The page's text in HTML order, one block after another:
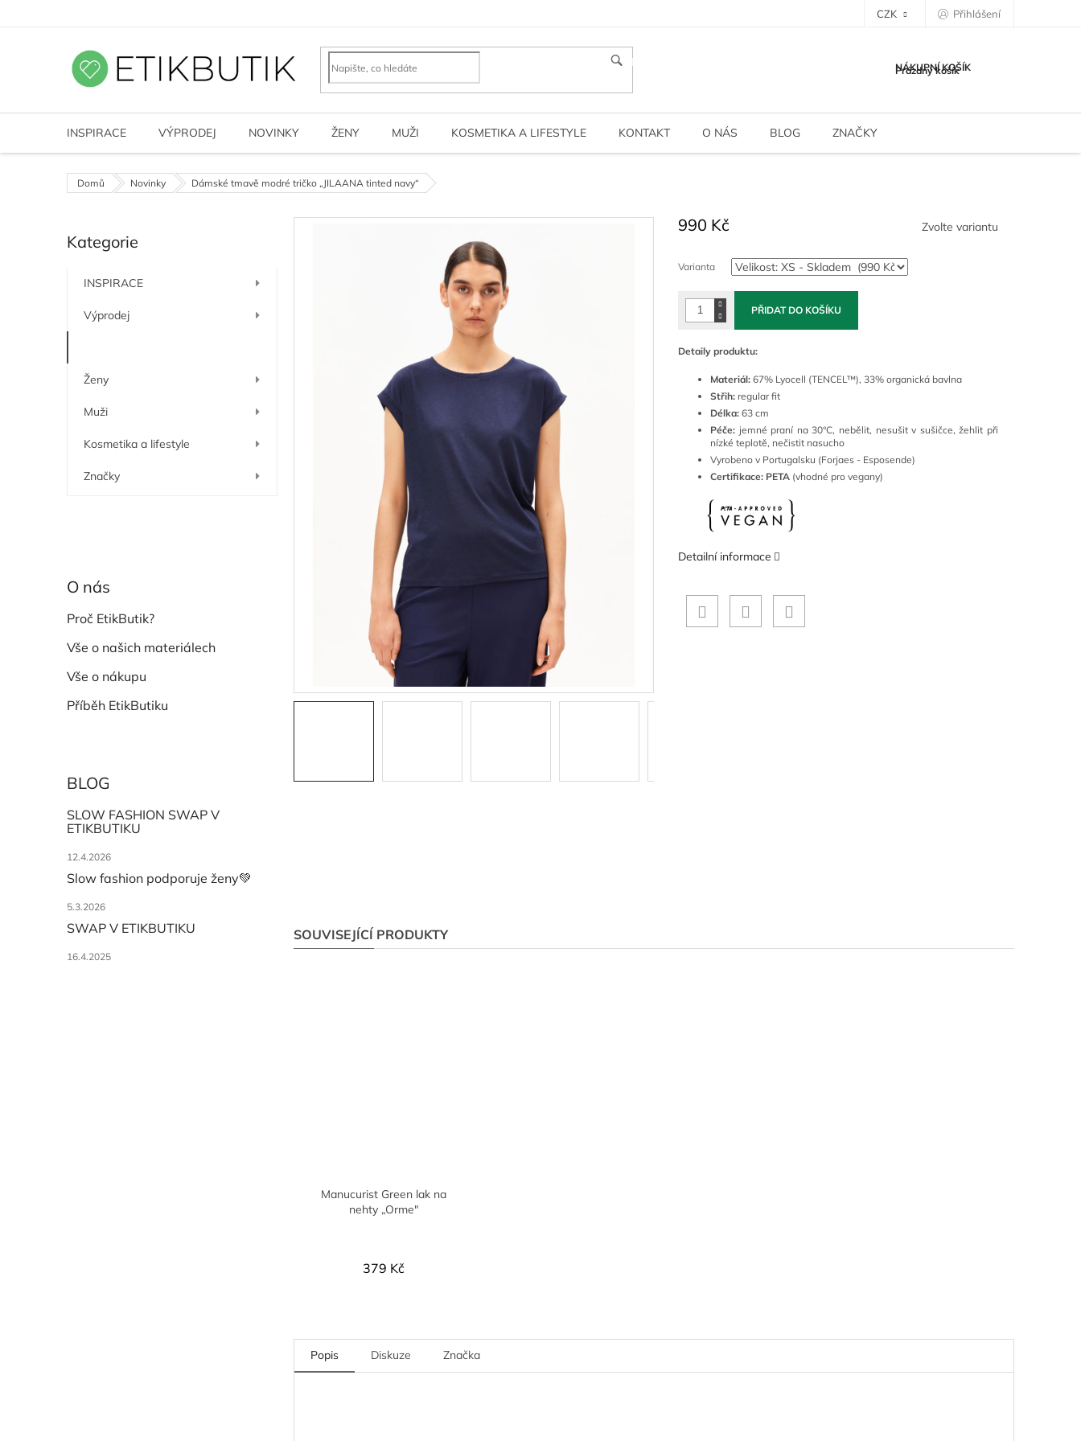
CZK Přihlášení
HLEDAT NÁKUPNÍ KOŠÍK
Prázdný košík
INSPIRACE VÝPRODEJ NOVINKY ŽENY MUŽI KOSMETIKA A LIFESTYLE KONTAKT O NÁS BLOG ZNAČKY
Domů Novinky Dámské tmavě modré tričko „JILAANA tinted navy“
o
n
í
Přeskočit
kategorie
Kategorie
INSPIRACE
Výprodej
Ženy
Muži
Kosmetika a lifestyle
Značky
O nás
Proč EtikButik?
Vše o našich materiálech
Vše o nákupu
Příběh EtikButiku
BLOG
SLOW FASHION SWAP V
ETIKBUTIKU
12.4.2026
Slow fashion podporuje ženy💚
5.3.2026
SWAP V ETIKBUTIKU
16.4.2025
990 Kč
cena:
Zvolte variantu
Varianta
PŘIDAT DO KOŠÍKU
Detaily produktu:
Materiál: 67% Lyocell (TENCEL™), 33% organická bavlna
Střih: regular fit
Délka: 63 cm
Péče: jemné praní na 30°C, nebělit, nesušit v sušičce, žehlit při
nízké teplotě, nečistit nasucho
Vyrobeno v Portugalsku (Forjaes - Esposende)
Certifikace: PETA (vhodné pro vegany)
Detailní informace
SOUVISEJÍCÍ PRODUKTY
Manucurist Green lak na
nehty „Orme"
379 Kč
Popis Diskuze Značka